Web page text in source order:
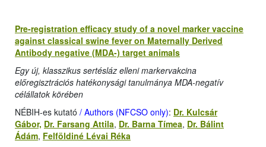
Pre-registration efficacy study of a novel marker vaccine
against classical swine fever on Maternally Derived
Antibody negative (MDA-) target animals
Egy új, klasszikus sertésláz elleni markervakcina
előregisztrációs hatékonysági tanulmánya MDA-negatív
célállatok körében
NÉBIH-es kutató / Authors (NFCSO only): Dr. Kulcsár
Gábor, Dr. Farsang Attila, Dr. Barna Tímea, Dr. Bálint
Ádám, Felföldiné Lévai Réka